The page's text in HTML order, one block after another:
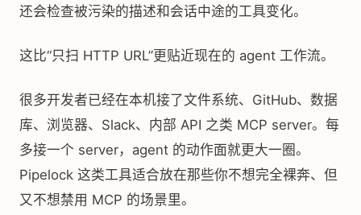
还会检查被污染的描述和会话中途的工具变化。
这比“只扫 HTTP URL”更贴近现在的 agent 工作流。
很多开发者已经在本机接了文件系统、GitHub、数据
库、浏览器、Slack、内部 API 之类 MCP server。每
多接一个 server，agent 的动作面就更大一圈。
Pipelock 这类工具适合放在那些你不想完全裸奔、但
又不想禁用 MCP 的场景里。